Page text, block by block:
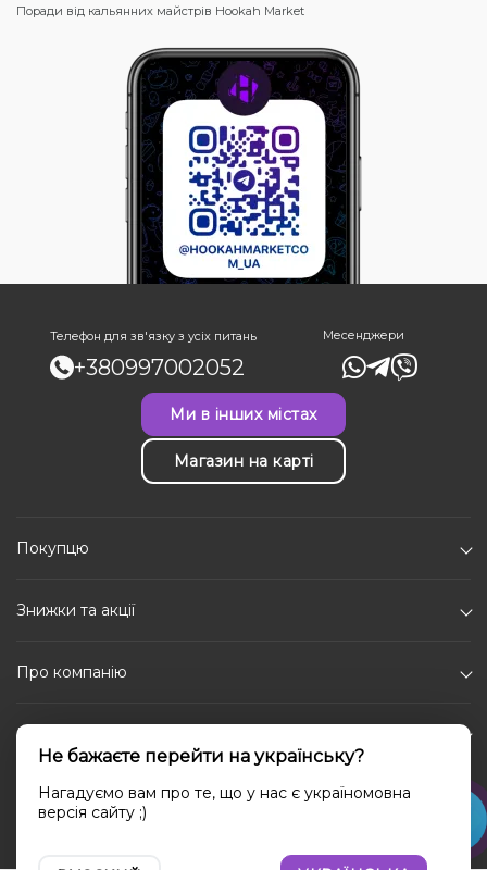
Поради від кальянних майстрів Hookah Market
Телефон для зв'язку з усіх питань
+380997002052
Месенджери
Ми в інших містах
Магазин на карті
Покупцю
Знижки та акції
Про компанію
Каталог
Соціальні мережі
Не бажаєте перейти на українську?
Нагадуємо вам про те, що у нас є україномовна
версія сайту ;)